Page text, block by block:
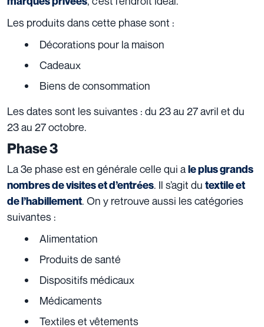
Les produits dans cette phase sont :
Décorations pour la maison
Cadeaux
Biens de consommation
Les dates sont les suivantes : du 23 au 27 avril et du
23 au 27 octobre.
Phase 3
La 3e phase est en générale celle qui ale plus grands
nombres de visites et d’entrées. Il s’agit du textile et
de l’habillement. On y retrouve aussi les catégories
suivantes :
Alimentation
Produits de santé
Dispositifs médicaux
Médicaments
Textiles et vêtements